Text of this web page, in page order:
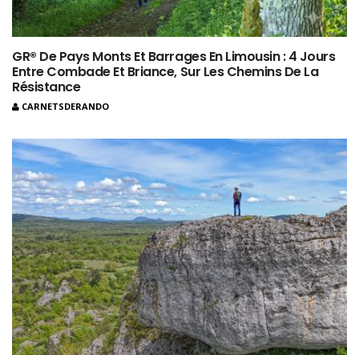
GR® De Pays Monts Et Barrages En Limousin : 4 Jours
Entre Combade Et Briance, Sur Les Chemins De La
Résistance
CARNETSDERANDO